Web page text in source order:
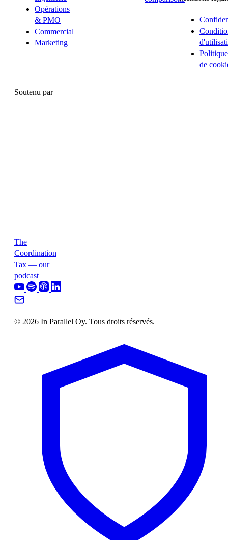
Opérations
& PMO
Commercial
Marketing
Politique
de
Soutenu par
The
Coordination
Tax — our
podcast
© 2026 In Parallel Oy. Tous droits réservés.